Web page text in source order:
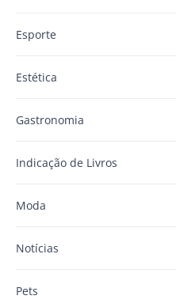
Esporte
Estética
Gastronomia
Indicação de Livros
Moda
Notícias
Pets